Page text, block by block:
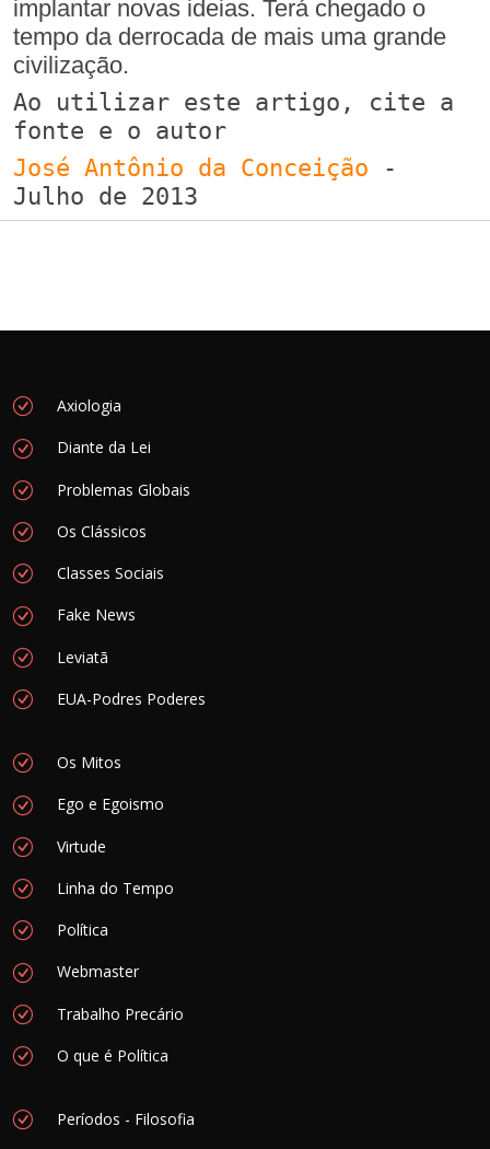
implantar novas ideias. Terá chegado o
tempo da derrocada de mais uma grande
civilização.
Ao utilizar este artigo, cite a
fonte e o autor
José Antônio da Conceição -
Julho de 2013
Axiologia
Diante da Lei
Problemas Globais
Os Clássicos
Classes Sociais
Fake News
Leviatã
EUA-Podres Poderes
Os Mitos
Ego e Egoismo
Virtude
Linha do Tempo
Política
Webmaster
Trabalho Precário
O que é Política
Períodos - Filosofia